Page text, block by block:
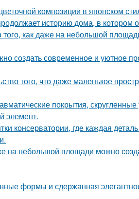
композиции в японском
историю дома, в котором
как даже на небольшой
создать современное и уютное
того, что даже маленькое
покрытия, скругленные
элемент.
консерватории, где каждая
на небольшой площади можно
формы и сдержанная